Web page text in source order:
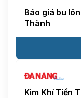
Báo giá bu
Thành
Kim Khí Tiến